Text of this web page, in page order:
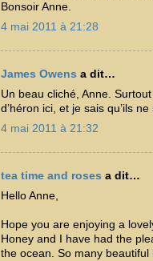
Bonsoir Anne.
4 mai 2011 à 21:28
James Owens a dit…
Un beau cliché, Anne.
d’héron ici, et je sais qu’ils
4 mai 2011 à 21:32
tea time and roses a dit…
Hello Anne,
Hope you are enjoying a
Honey and I have had the
the ocean. So many